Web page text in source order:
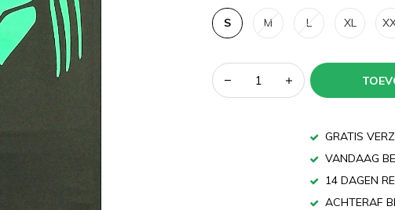
S M L XL
GRATIS
VANDAAG
14 DAGEN
ACHTERAF